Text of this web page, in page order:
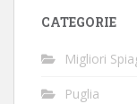
CATEGORIE
Migliori
Puglia